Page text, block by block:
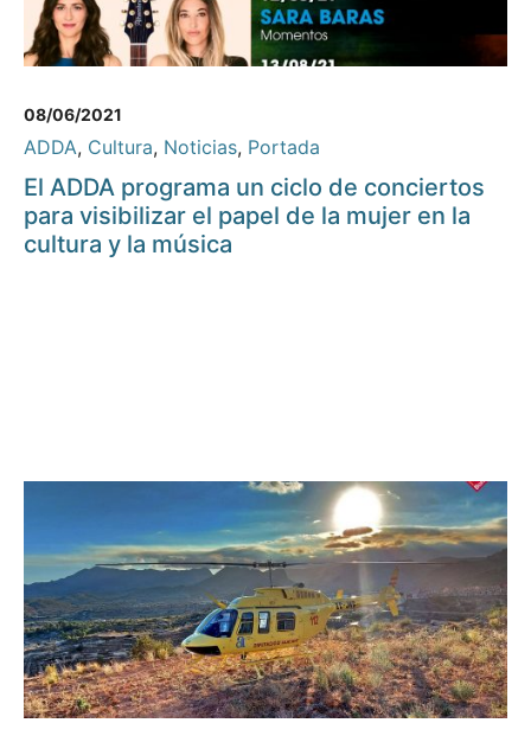
08/06/2021
ADDA, Cultura, Noticias, Portada
El ADDA programa un ciclo de conciertos
para visibilizar el papel de la mujer en la
cultura y la música